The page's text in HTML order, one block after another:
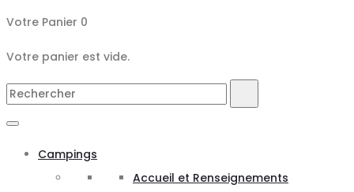
Votre Panier 0
Votre panier est vide.
Search
Campings
Accueil et Renseignements